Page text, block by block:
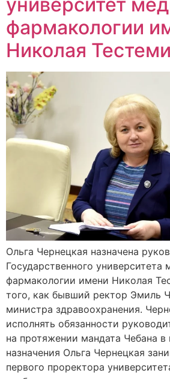
фармакологии
Николая
Ольга Чернецкая назначена
Государственного университета
фармакологии имени Николая
того, как бывший ректор Эмиль
министра здравоохранения.
исполнять обязанности
на протяжении мандата Чебана в
назначения Ольга Чернецкая
первого проректора